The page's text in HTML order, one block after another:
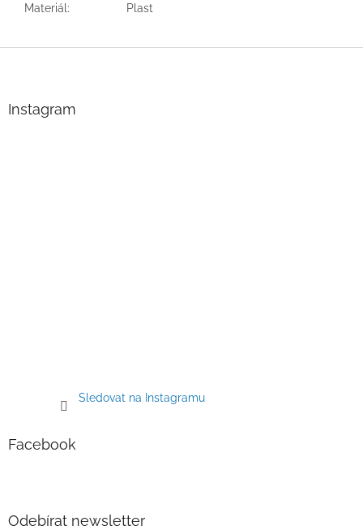
Materiál:
Plast
Instagram
Sledovat na Instagramu
Facebook
Odebírat newsletter